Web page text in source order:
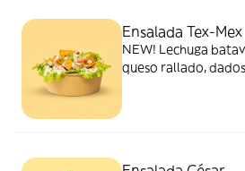
Ensalada Tex-Mex
NEW! Lechuga
queso rallado,